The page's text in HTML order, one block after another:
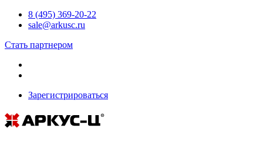
8 (495) 369-20-22
sale@arkusc.ru
Стать партнером
Зарегистрироваться